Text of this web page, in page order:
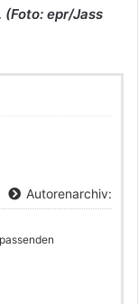
epr/Jass
Autorenarchiv: